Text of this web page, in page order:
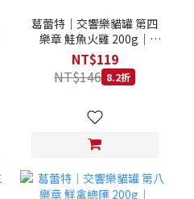
葛蕾特｜交響樂貓罐 第四
樂章 鮭魚火雞 200g｜
GranataPet 200克 主食罐
無穀罐 無膠罐 主食貓罐 德
罐
NT$119
NT$146 8.2折